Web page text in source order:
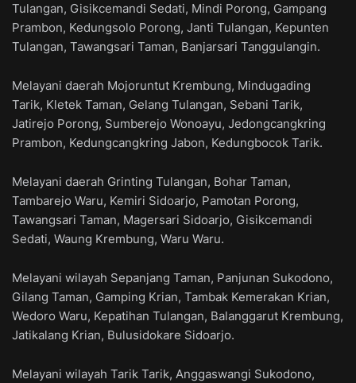
Tulangan, Gisikcemandi Sedati, Mindi Porong, Gampang
Prambon, Kedungsolo Porong, Janti Tulangan, Kepunten
Tulangan, Tawangsari Taman, Banjarsari Tanggulangin.
Melayani daerah Mojoruntut Krembung, Mindugading
Tarik, Kletek Taman, Gelang Tulangan, Sebani Tarik,
Jatirejo Porong, Sumberejo Wonoayu, Jedongcangkring
Prambon, Kedungcangkring Jabon, Kedungbocok Tarik.
Melayani daerah Grinting Tulangan, Bohar Taman,
Tambarejo Waru, Kemiri Sidoarjo, Pamotan Porong,
Tawangsari Taman, Magersari Sidoarjo, Gisikcemandi
Sedati, Waung Krembung, Waru Waru.
Melayani wilayah Sepanjang Taman, Panjunan Sukodono,
Gilang Taman, Gamping Krian, Tambak Kemerakan Krian,
Wedoro Waru, Kepatihan Tulangan, Balanggarut Krembung,
Jatikalang Krian, Bulusidokare Sidoarjo.
Melayani wilayah Tarik Tarik, Anggaswangi Sukodono,